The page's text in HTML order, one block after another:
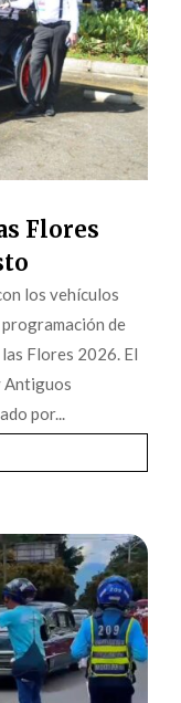
Flores
los vehículos
de
Flores 2026. El
Antiguos
por...